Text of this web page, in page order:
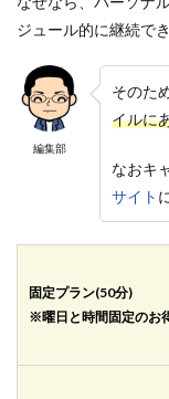
ジュール的に継続で
編集部
そのた
イルに
なおキ
サイト
固定プラン(50分)
※曜日と時間固定のお